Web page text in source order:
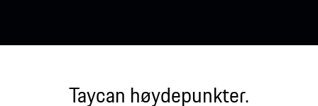
Taycan høydepunkter.